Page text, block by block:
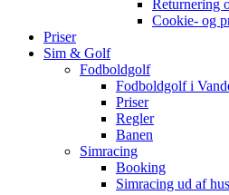
Returnering
Cookie- og
Priser
Sim & Golf
Fodboldgolf
Fodboldgolf i
Priser
Regler
Banen
Simracing
Booking
Simracing ud af